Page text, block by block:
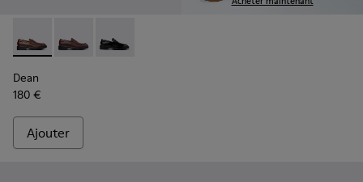
Dean - K101045-005 - Mocassins en cuir marron pour
Dean - K101045-008 - Mocassins en cuir bordeaux
Dean - K101045-001 - Mocassins en cuir noir
Dean
180 €
Ajouter